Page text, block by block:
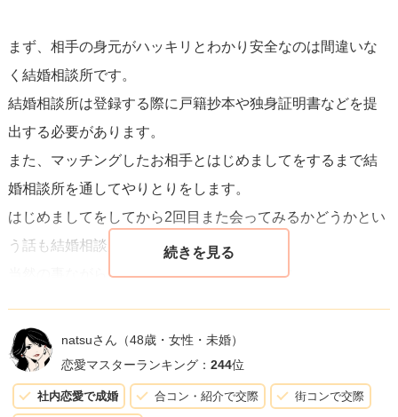
まず、相手の身元がハッキリとわかり安全なのは間違いな
く結婚相談所です。
結婚相談所は登録する際に戸籍抄本や独身証明書などを提
出する必要があります。
また、マッチングしたお相手とはじめましてをするまで結
婚相談所を通してやりとりをします。
はじめましてをしてから2回目また会ってみるかどうかとい
う話も結婚相談所を通します。
当然の事ながら会費もそこそこ良い値段です。
常に結婚相談所の方が間に入っていたり、結婚のことを真
面目に考えている方が多いので、女性を突然家に誘ってく
るような方もいないと思います。
natsuさん （48歳・女性・未婚）
恋愛マスターランキング： 244位
社内恋愛で成婚 合コン・紹介で交際 街コンで交際